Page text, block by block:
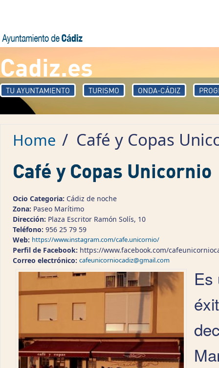
Cadiz.es
TU AYUNTAMIENTO TURISMO ONDA-CÁDIZ
Home / Café y Copas
Café y Copas Unicornio
Ocio Categoria: Cádiz de noche
Zona: Paseo Marítimo
Dirección: Plaza Escritor Ramón Solís, 10
Teléfono: 956 25 79 59
Web: https://www.instagram.com/cafe.unicornio/
Perfil de Facebook: https://www.facebook.com/
Correo electrónico: cafeunicorniocadiz@gmail.com
Es